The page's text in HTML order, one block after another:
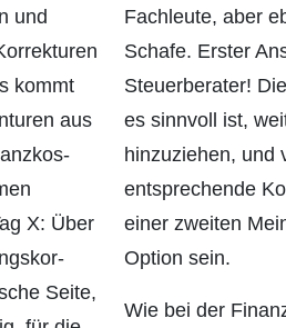
und
kommt
aus
X: Über
Seite,
Fachleute, aber
Schafe. Erster
Steuerberater!
es sinnvoll ist,
hinzuziehen, und
entsprechende
einer zweiten
Option sein.
Wie bei der